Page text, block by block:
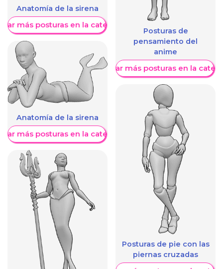
Anatomía de la sirena
más posturas en la categoría
Anatomía de la sirena
más posturas en la categoría
Posturas de
pensamiento del
anime
Mostrar más posturas en la
Posturas de pie con las
piernas cruzadas